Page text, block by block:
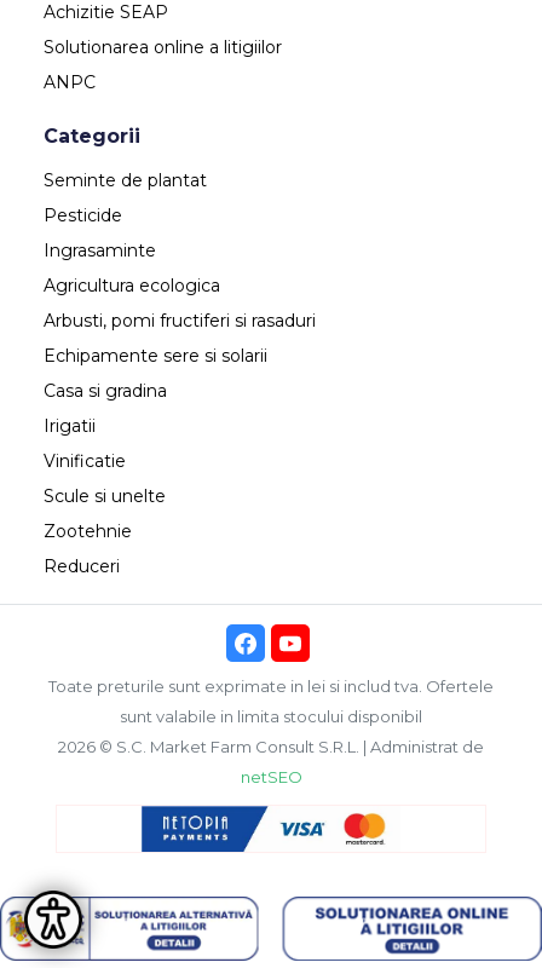
Achizitie SEAP
Solutionarea online a litigiilor
ANPC
Categorii
Seminte de plantat
Pesticide
Ingrasaminte
Agricultura ecologica
Arbusti, pomi fructiferi si rasaduri
Echipamente sere si solarii
Casa si gradina
Irigatii
Vinificatie
Scule si unelte
Zootehnie
Reduceri
Toate preturile sunt exprimate in lei si includ tva. Ofertele
sunt valabile in limita stocului disponibil
2026 © S.C. Market Farm Consult S.R.L. | Administrat de
netSEO